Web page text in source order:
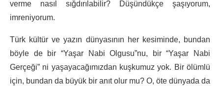
verme nasıl sığdırılabilir? Düşündükçe şaşıyorum,
imreniyorum.
Türk kültür ve yazın dünyasının her kesiminde, bundan
böyle de bir “Yaşar Nabi Olgusu”nu, bir “Yaşar Nabi
Gerçeği” ni yaşayacağımızdan kuşkumuz yok. Bir ölümlü
için, bundan da büyük bir anıt olur mu? O, öte dünyada da